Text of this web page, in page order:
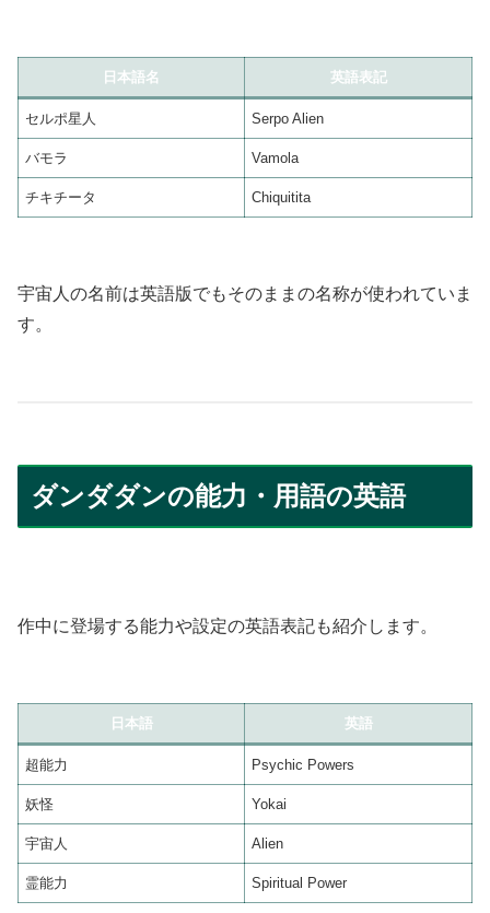
日本語名 英語表記
セルポ星人 Serpo Alien
バモラ Vamola
チキチータ Chiquitita
宇宙人の名前は英語版でもそのままの名称が使われていま
す。
ダンダダンの能力・用語の英語
作中に登場する能力や設定の英語表記も紹介します。
日本語 英語
超能力 Psychic Powers
妖怪 Yokai
宇宙人 Alien
霊能力 Spiritual Power